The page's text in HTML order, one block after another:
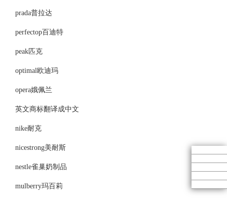
prada普拉达
perfectop百迪特
peak匹克
optimal欧迪玛
opera娥佩兰
英文商标翻译成中文
nike耐克
nicestrong美耐斯
nestle雀巢奶制品
mulberry玛百莉